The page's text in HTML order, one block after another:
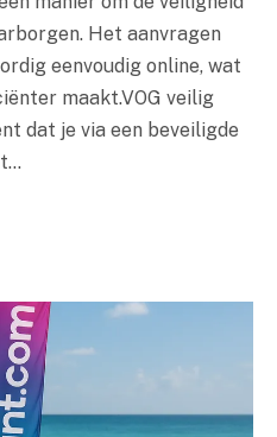
Het aanvragen
eenvoudig online, wat
maakt.VOG veilig
dat je via een beveiligde